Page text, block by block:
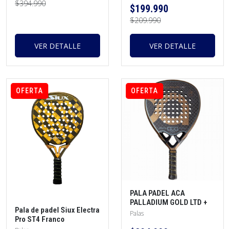
$394.990
VER DETALLE
$199.990
$209.990
VER DETALLE
OFERTA
Pala de padel Siux Electra
Pro ST4 Franco
OFERTA
PALA PADEL ACA
PALLADIUM GOLD LTD +
Protector + funda +
Palas